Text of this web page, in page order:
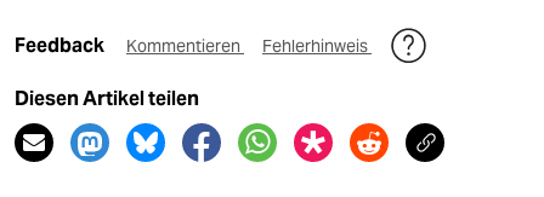
Feedback Kommentieren Fehlerhinweis
Diesen Artikel teilen